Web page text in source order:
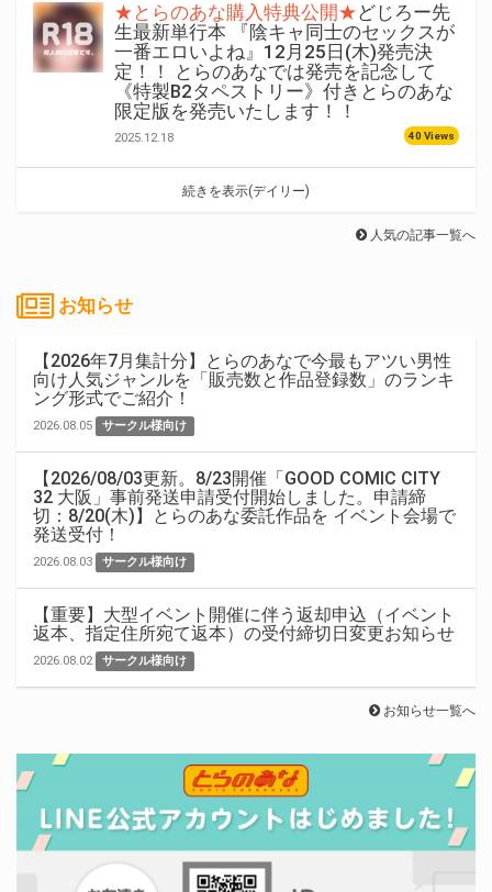
★とらのあな購入特典公開★どじろー先
生最新単行本 『陰キャ同士のセックスが
一番エロいよね』12月25日(木)発売決
定！！ とらのあなでは発売を記念して
《特製B2タペストリー》付きとらのあな
限定版を発売いたします！！
2025.12.18 40 Views
続きを表示(デイリー)
人気の記事一覧へ
お知らせ
【2026年7月集計分】とらのあなで今最もアツい男性
向け人気ジャンルを「販売数と作品登録数」のランキ
ング形式でご紹介！
2026.08.05 サークル様向け
【2026/08/03更新。8/23開催「GOOD COMIC CITY
32 大阪」事前発送申請受付開始しました。申請締
切：8/20(木)】とらのあな委託作品を イベント会場で
発送受付！
2026.08.03 サークル様向け
【重要】大型イベント開催に伴う返却申込（イベント
返本、指定住所宛て返本）の受付締切日変更お知らせ
2026.08.02 サークル様向け
お知らせ一覧へ